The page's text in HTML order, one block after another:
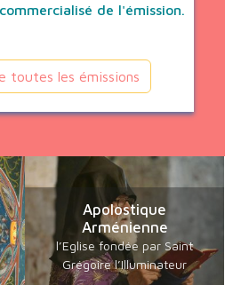
de l'émission.
toutes les émissions
Apolostique
Arménienne
l’Eglise fondée par Saint
Grégoire l’Illuminateur